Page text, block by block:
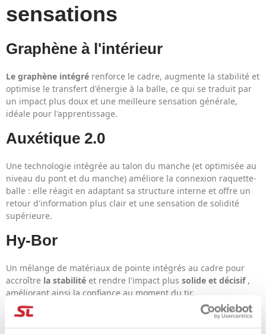
sensations
Graphène à l'intérieur
Le graphène intégré renforce le cadre, augmente la stabilité et
optimise le transfert d'énergie à la balle, ce qui se traduit par
un impact plus doux et une meilleure sensation générale,
idéale pour l'apprentissage.
Auxétique 2.0
Une technologie intégrée au talon du manche (et optimisée au
niveau du pont et du manche) améliore la connexion raquette-
balle : elle réagit en adaptant sa structure interne et offre un
retour d'information plus clair et une sensation de solidité
supérieure.
Hy-Bor
Un mélange de matériaux de pointe intégrés au cadre pour
accroître la stabilité et rendre l'impact plus solide et décisif,
améliorant ainsi la confiance au moment du tir.
À qui est destiné le